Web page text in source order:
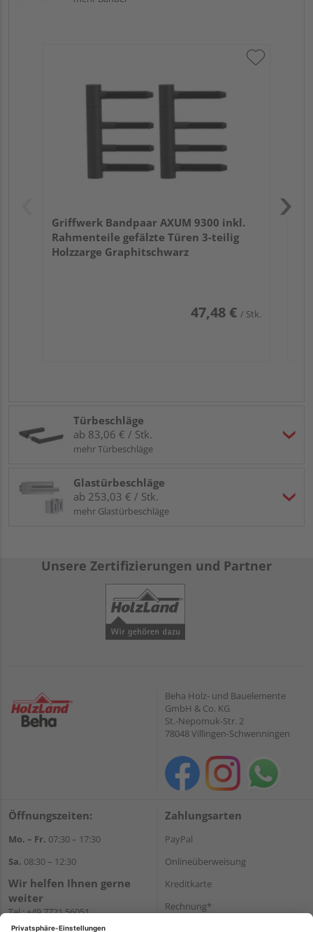
Griffwerk Bandpaar AXUM 9300 inkl.
Rahmenteile gefälzte Türen 3-teilig
Holzzarge Graphitschwarz
47,48 € / Stk.
Türbeschläge
ab 83,06 € / Stk.
mehr Türbeschläge
Glastürbeschläge
ab 253,03 € / Stk.
mehr Glastürbeschläge
Unsere Zertifizierungen und Partner
Beha Holz- und Bauelemente
GmbH & Co. KG
St.-Nepomuk-Str. 2
78048 Villingen-Schwenningen
Öffnungszeiten:
Mo. – Fr. 07:30 – 17:30
Sa. 08:30 – 12:30
Wir helfen Ihnen gerne
weiter
Tel.:+49 7721 56051
E-Mail:onlineshop@holzland-
Zahlungsarten
PayPal
Onlineüberweisung
Kreditkarte
Rechnung*